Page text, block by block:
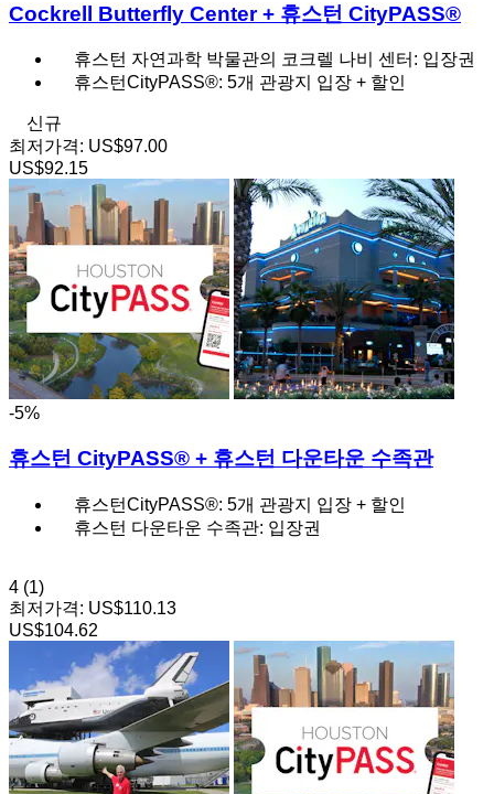
Cockrell Butterfly Center + 휴스턴 CityPASS®
휴스턴 자연과학 박물관의 코크렐 나비 센터: 입장권
휴스턴CityPASS®: 5개 관광지 입장 + 할인
신규
최저가격: US$97.00
US$92.15
-5%
휴스턴 CityPASS® + 휴스턴 다운타운 수족관
휴스턴CityPASS®: 5개 관광지 입장 + 할인
휴스턴 다운타운 수족관: 입장권
4 (1)
최저가격: US$110.13
US$104.62